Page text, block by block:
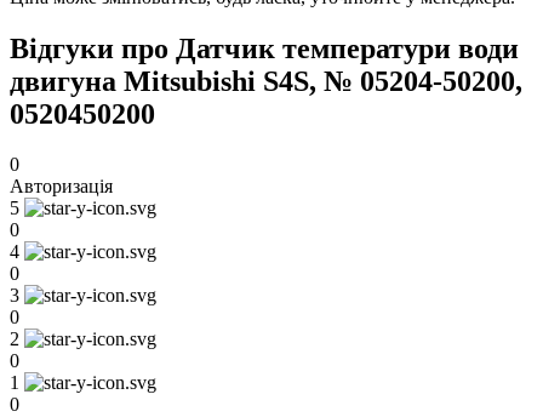
Відгуки про Датчик температури води
двигуна Mitsubishi S4S, № 05204-50200,
0520450200
0
Авторизація
5
0
4
0
3
0
2
0
1
0